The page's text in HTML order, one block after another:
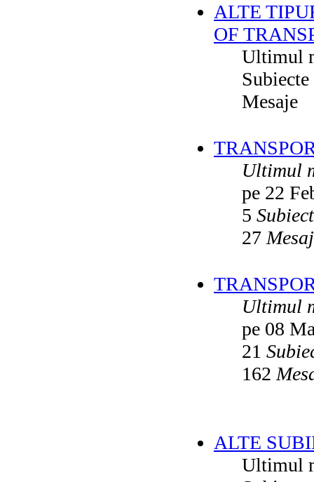
ALTE
OF
Ultimul
Subiecte
Mesaje
Ultimul
pe 22
5
27
Ultimul
pe 08
21
162
ALTE
Ultimul